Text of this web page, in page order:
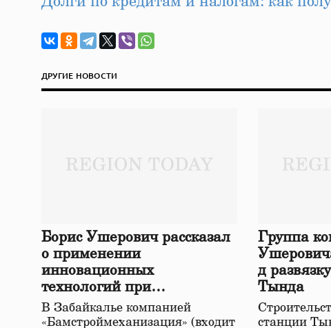
ДРУГИЕ НОВОСТИ
Борис Ушерович рассказал
о применении
инновационных
технологий при
строительстве нового моста
в Забайкалье
В Забайкалье компанией
«Бамстроймеханизация» (входит
Группа
д
Тында
станции